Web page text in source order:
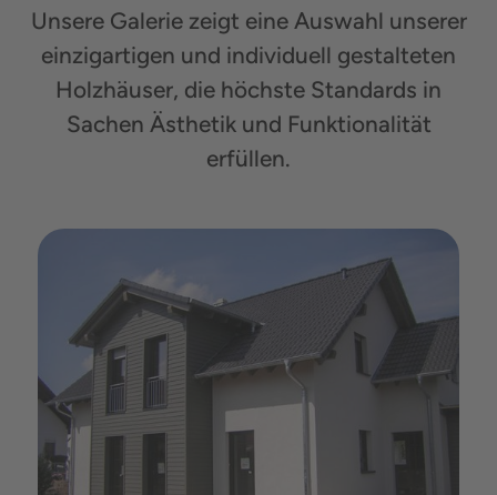
Unsere Galerie zeigt eine Auswahl unserer
einzigartigen und individuell gestalteten
Holzhäuser, die höchste Standards in
Sachen Ästhetik und Funktionalität
erfüllen.